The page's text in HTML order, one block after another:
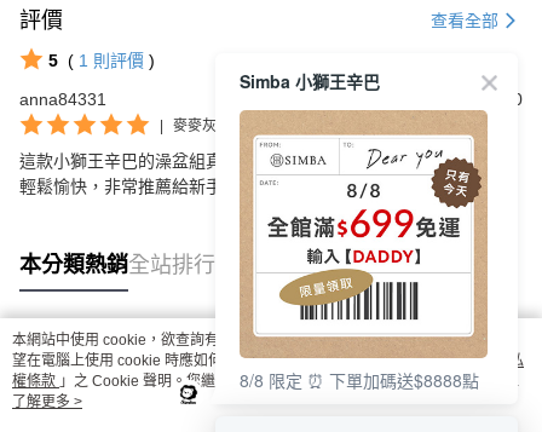
評價 查看全部
5 ( 1 則評價 )
anna84331
2025/09/20
麥麥灰X好自藍/薄灰
這款小獅王辛巴的澡盆組真是太棒了，設計可愛，讓寶寶洗澡變得
輕鬆愉快，非常推薦給新手爸媽！
本分類熱銷全站排行
熱門標籤
本網站中使用 cookie，欲查詢有關本網站使用 cookie 方式之詳情，及若您不希
望在電腦上使用 cookie 時應如何變更電腦的 cookie 設定，請參閱本網站「
隱私
權條款 」之 Cookie 聲明。您繼續使用本網站即表示您同意本公司得按本網站使
用條款之 Cookie 聲明使用 cookie。
了解更多 >
Simba 小獅王辛巴
8/8 限定 ⏰ 下單加碼送$8888點